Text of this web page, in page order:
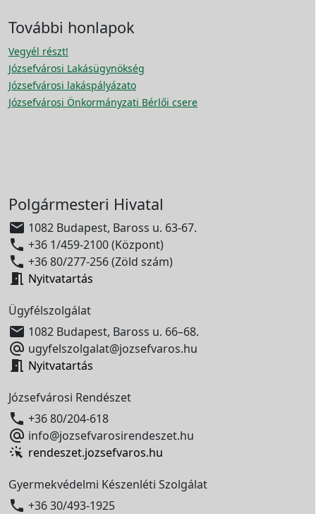
További honlapok
Vegyél részt!
Józsefvárosi Lakásügynökség
Józsefvárosi lakáspályázato
Józsefvárosi Önkormányzati Bérlői csere
Polgármesteri Hivatal
 1082 Budapest, Baross u. 63-67.
 +36 1/459-2100 (Központ)
 +36 80/277-256 (Zöld szám)
 Nyitvatartás
Ügyfélszolgálat
 1082 Budapest, Baross u. 66–68.
 ugyfelszolgalat@jozsefvaros.hu
 Nyitvatartás
Józsefvárosi Rendészet
 +36 80/204-618
 info@jozsefvarosirendeszet.hu
rendeszet.jozsefvaros.hu
Gyermekvédelmi Készenléti Szolgálat
 +36 30/493-1925